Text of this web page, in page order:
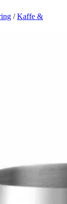
/Kaffe &